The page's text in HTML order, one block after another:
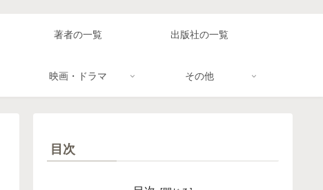
著者の一覧 出版社の一覧
映画・ドラマ その他
目次